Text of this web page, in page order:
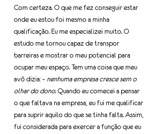
Com certeza. O que me fez conseguir estar
onde eu estou foi mesmo a minha
qualificação. Eu me especializei muito. O
estudo me tornou capaz de transpor
barreiras e mostrar o meu potencial para
ocupar meu espaço. Tem uma coisa que meu
avô dizia: – nenhuma empresa cresce sem o
olhar do dono. Quando eu comecei a pensar
o que faltava na empresa, eu fui me qualificar
para suprir aquilo do que se tinha falta. Assim,
fui considerada para exercer a função que eu